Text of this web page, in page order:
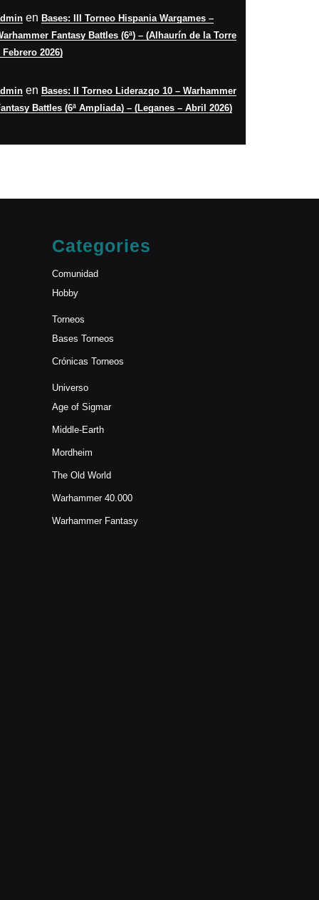
en Bases: III Torneo Hispania Wargames –
Fantasy Battles (6ª) – (Alhaurín de la Torre
Febrero 2026)
en Bases: II Torneo Liderazgo 10 – Warhammer
Battles (6ª Ampliada) – (Leganes – Abril 2026)
Categories
Comunidad
Hobby
Torneos
Bases Torneos
Crónicas Torneos
Universo
Age of Sigmar
Middle-Earth
Mordheim
The Old World
Warhammer 40.000
Warhammer Fantasy